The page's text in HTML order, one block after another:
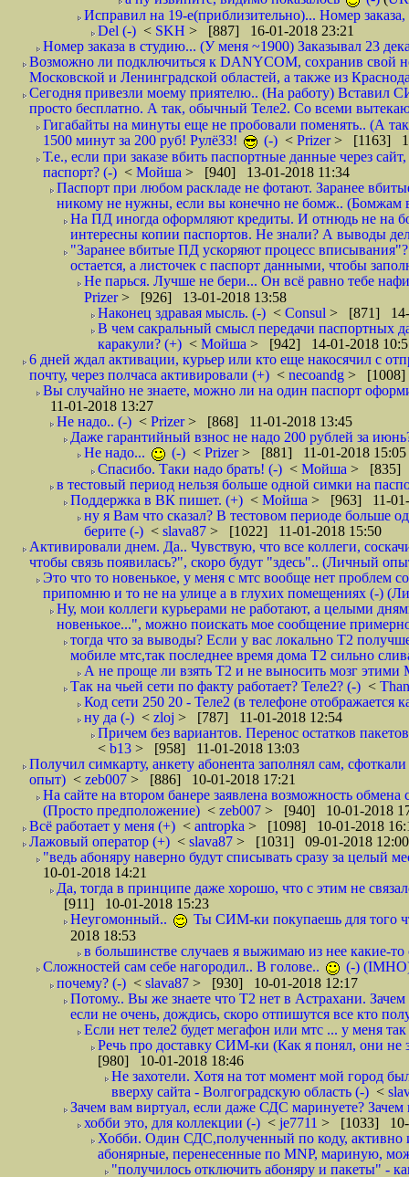
Исправил на 19-е(приблизительно)... Номер
Del (-) < SKH > [887] 16-01-2018 23:21
Номер заказа в студию... (У меня ~1900) Заказывал 23
Возможно ли подключиться к DANYCOM, сохранив свой
Московской и Ленинградской областей, а также из
Сегодня привезли моему приятелю.. (На работу) Вставил
просто бесплатно. А так, обычный Теле2. Со всеми
Гигабайты на минуты еще не пробовали поменять.. (А
1500 минут за 200 руб! РулёЗЗ!
(-) < Prizer> [1163]
Т.е., если при заказе вбить паспортные данные через
паспорт? (-) < Мойша > [940] 13-01-2018 11:34
Паспорт при любом раскладе не фотают. Заранее
никому не нужны, если вы конечно не бомж.. (Бомжам
На ПД иногда оформляют кредиты. И отнюдь не на
интересны копии паспортов. Не знали? А выводы
"Заранее вбитые ПД ускоряют процесс
остается, а листочек с паспорт данными, чтобы
Не парься. Лучше не бери... Он всё равно тебе
Prizer> [926] 13-01-2018 13:58
Наконец здравая мысль. (-) < Consul > [871] 14-
В чем сакральный смысл передачи паспортных
каракули? (+) < Мойша > [942] 14-01-2018
6 дней ждал активации, курьер или кто еще накосячил с
почту, через полчаса активировали (+) < necoandg > [1008]
Вы случайно не знаете, можно ли на один паспорт
11-01-2018 13:27
Не надо.. (-) < Prizer> [868] 11-01-2018 13:45
Даже гарантийный взнос не надо 200 рублей за
Не надо...
(-) < Prizer> [881] 11-01-2018 15:05
Спасибо. Таки надо брать! (-) < Мойша > [835]
в тестовый период нельзя больше одной симки на
Поддержка в ВК пишет. (+) < Мойша > [963] 11-01-
ну я Вам что сказал? В тестовом периоде больше
берите (-) < slava87 > [1022] 11-01-2018 15:50
Активировали днем. Да.. Чувствую, что все коллеги,
чтобы связь появилась?", скоро будут "здесь".. (Личный
Это что то новенькое, у меня с мтс вообще нет проблем
припомню и то не на улице а в глухих помещениях (-)
Ну, мои коллеги курьерами не работают, а целыми
новенькое...", можно поискать мое сообщение
тогда что за выводы? Если у вас локально Т2
мобиле мтс,так последнее время дома Т2 сильно
А не проще ли взять Т2 и не выносить мозг
Так на чьей сети по факту работает? Теле2? (-) <
Код сети 250 20 - Теле2 (в телефоне отображается
ну да (-) < zloj > [787] 11-01-2018 12:54
Причем без вариантов. Перенос остатков
< b13 > [958] 11-01-2018 13:03
Получил симкарту, анкету абонента заполнял сам,
опыт) < zeb007 > [886] 10-01-2018 17:21
На сайте на втором банере заявлена возможность
(Просто предположение) < zeb007 > [940] 10-01-2018
Всё работает у меня (+) < antropka > [1098] 10-01-2018
Лажовый оператор (+) < slava87 > [1031] 09-01-2018 12:00
"ведь абоняру наверно будут списывать сразу за целый
10-01-2018 14:21
Да, тогда в принципе даже хорошо, что с этим не
[911] 10-01-2018 15:23
Неугомонный..
Ты СИМ-ки покупаешь для того
2018 18:53
в большинстве случаев я выжимаю из нее какие-то
Сложностей сам себе нагородил.. В голове..
(-)
почему? (-) < slava87 > [930] 10-01-2018 12:17
Потому.. Вы же знаете что Т2 нет в Астрахани.
если не очень, дождись, скоро отпишутся все кто
Если нет теле2 будет мегафон или мтс ... у меня
Речь про доставку СИМ-ки (Как я понял, они не
[980] 10-01-2018 18:46
Не захотели. Хотя на тот момент мой город
вверху сайта - Волгоградскую область (-) <
Зачем вам виртуал, если даже СДС маринуете?
хобби это, для коллекции (-) < je7711 > [1033] 10-
Хобби. Один СДС,полученный по коду, активно
абонярные, перенесенные по MNP, мариную,
"получилось отключить абоняру и пакеты" -